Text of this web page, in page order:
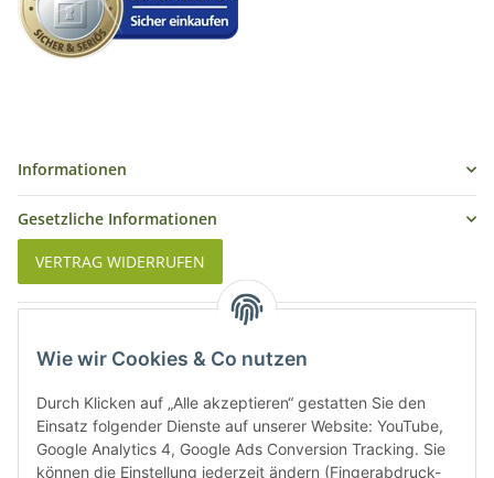
Wie wir Cookies & Co nutzen
Durch Klicken auf „Alle akzeptieren“ gestatten Sie den
Einsatz folgender Dienste auf unserer Website: YouTube,
Google Analytics 4, Google Ads Conversion Tracking. Sie
können die Einstellung jederzeit ändern (Fingerabdruck-
Informationen
Gesetzliche Informationen
VERTRAG WIDERRUFEN
Weinbauregionen und Weinbaugebiete in Österreich